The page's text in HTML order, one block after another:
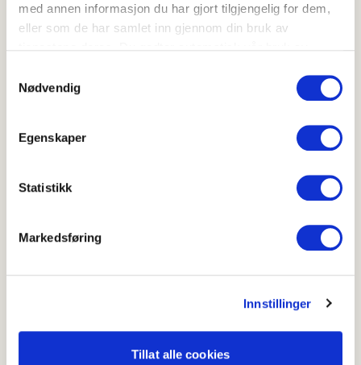
med annen informasjon du har gjort tilgjengelig for dem,
eller som de har samlet inn gjennom din bruk av
Nødvendig
Egenskaper
Statistikk
Markedsføring
Innstillinger
Tillat alle cookies
Strawberry clusters